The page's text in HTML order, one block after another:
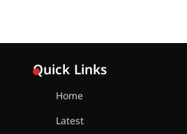
Quick Links
Home
Latest